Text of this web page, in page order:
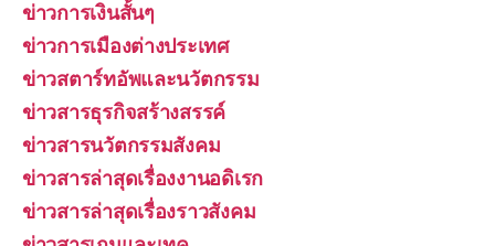
ข่าวการเงินสั้นๆ
ข่าวการเมืองต่างประเทศ
ข่าวสตาร์ทอัพและนวัตกรรม
ข่าวสารธุรกิจสร้างสรรค์
ข่าวสารนวัตกรรมสังคม
ข่าวสารล่าสุดเรื่องงานอดิเรก
ข่าวสารล่าสุดเรื่องราวสังคม